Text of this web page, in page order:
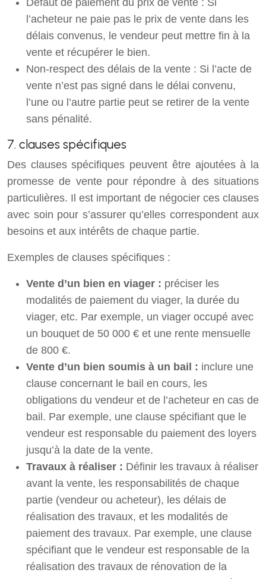
l’acheteur ne paie pas le prix de vente dans les
délais convenus, le vendeur peut mettre fin à la
vente et récupérer le bien.
Non-respect des délais de la vente : Si l’acte de
vente n’est pas signé dans le délai convenu,
l’une ou l’autre partie peut se retirer de la vente
sans pénalité.
7. clauses spécifiques
Des clauses spécifiques peuvent être ajoutées à la
promesse de vente pour répondre à des situations
particulières. Il est important de négocier ces clauses
avec soin pour s’assurer qu’elles correspondent aux
besoins et aux intérêts de chaque partie.
Exemples de clauses spécifiques :
Vente d’un bien en viager : préciser les
modalités de paiement du viager, la durée du
viager, etc. Par exemple, un viager occupé avec
un bouquet de 50 000 € et une rente mensuelle
de 800 €.
Vente d’un bien soumis à un bail : inclure une
clause concernant le bail en cours, les
obligations du vendeur et de l’acheteur en cas de
bail. Par exemple, une clause spécifiant que le
vendeur est responsable du paiement des loyers
jusqu’à la date de la vente.
Travaux à réaliser : Définir les travaux à réaliser
avant la vente, les responsabilités de chaque
partie (vendeur ou acheteur), les délais de
réalisation des travaux, et les modalités de
paiement des travaux. Par exemple, une clause
spécifiant que le vendeur est responsable de la
réalisation des travaux de rénovation de la